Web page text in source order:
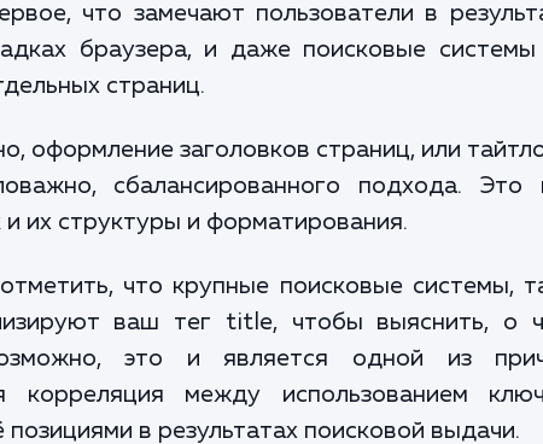
что замечают пользователи в
браузера, и даже поисковые
страниц.
оформление заголовков страниц, или
сбалансированного подхода. Это
и их структуры и форматирования.
что крупные поисковые системы,
ваш тег title, чтобы выяснить, о
это и является одной из
корреляция между использованием
позициями в результатах поисковой выдачи.